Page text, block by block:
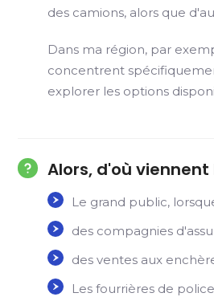
des camions, alors que
Dans ma région, par
concentrent
explorer les options
Alors, d'où viennent
Le grand public,
des compagnies
des ventes aux
Les fourrières de